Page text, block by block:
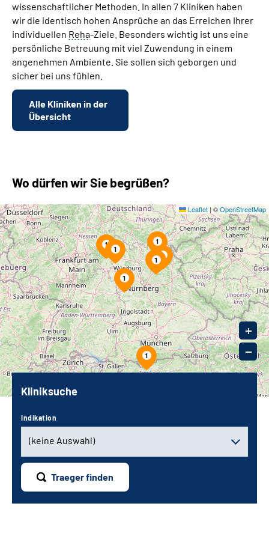
wissenschaftlicher Methoden. In allen 7 Kliniken haben
wir die identisch hohen Ansprüche an das Erreichen Ihrer
individuellen Reha-Ziele. Besonders wichtig ist uns eine
persönliche Betreuung mit viel Zuwendung in einem
angenehmen Ambiente. Sie sollen sich geborgen und
sicher bei uns fühlen.
Alle Kliniken in der
Übersicht
Wo dürfen wir Sie begrüßen?
Kliniksuche
Indikation
(keine Auswahl)
Traeger finden
1
1
1
1
1
1
1
1
+
−
Leaflet | ©OpenStreetMap